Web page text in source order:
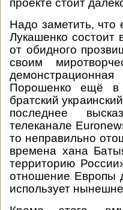
проекте стоит
Надо заметить, что
Лукашенко состоит
от обидного
своим
Порошенко ещё в
братский
последнее
телеканале
то неправильно
времена хана
территорию
отношение Европы
использует